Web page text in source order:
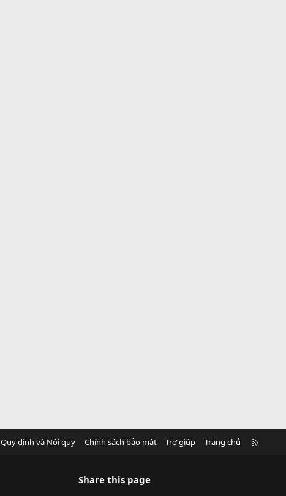
Quy định và Nội quy Chính sách bảo mật Trợ giúp Trang chủ
Share this page